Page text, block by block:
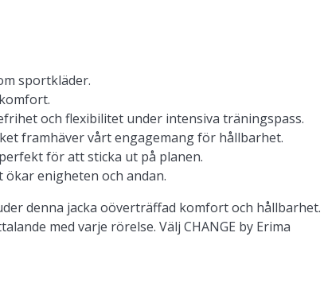
sportkläder.
och flexibilitet under intensiva träningspass.
framhäver vårt engagemang för hållbarhet.
för att sticka ut på planen.
enigheten och andan.
denna jacka oöverträffad komfort och hållbarhet.
med varje rörelse. Välj CHANGE by Erima